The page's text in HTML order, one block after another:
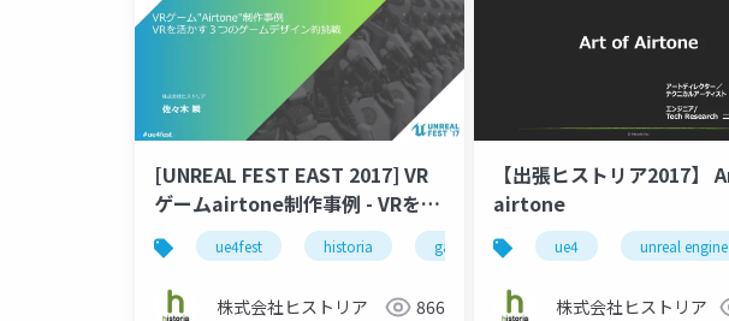
[UNREAL FEST EAST 2017] VR
ゲームairtone制作事例 - VRを活
かす3つのゲームデザイン的挑戦
ue4fest historia game design ue4 unreal
株式会社ヒストリア 866
【出張ヒストリア2017】
airtone
ue4 unreal engine
株式会社ヒストリア